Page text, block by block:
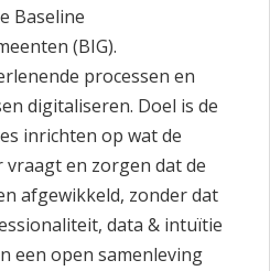
Baseline
(BIG).
processen en
digitaliseren. Doel is de
inrichten op wat de
en zorgen dat de
afgewikkeld, zonder dat
data & intuïtie
een open samenleving